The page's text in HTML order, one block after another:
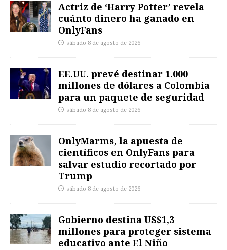
Actriz de ‘Harry Potter’ revela
cuánto dinero ha ganado en
OnlyFans
sábado 8 de agosto de 2026
EE.UU. prevé destinar 1.000
millones de dólares a Colombia
para un paquete de seguridad
sábado 8 de agosto de 2026
OnlyMarms, la apuesta de
científicos en OnlyFans para
salvar estudio recortado por
Trump
sábado 8 de agosto de 2026
Gobierno destina US$1,3
millones para proteger sistema
educativo ante El Niño